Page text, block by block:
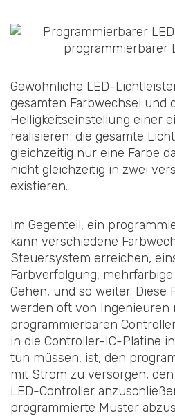
Gewöhnliche LED-
gesamten Farbwechsel und
Helligkeitseinstellung einer
realisieren; die gesamte
gleichzeitig nur eine Farbe
nicht gleichzeitig in zwei
existieren.
Im Gegenteil, ein
kann verschiedene
Steuersystem erreichen,
Farbverfolgung,
Gehen, und so weiter. Diese
werden oft von Ingenieuren
programmierbaren
in die Controller-IC-Platine
tun müssen, ist, den
mit Strom zu versorgen,
LED-Controller
programmierte Muster